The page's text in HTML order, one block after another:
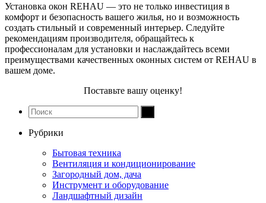
Установка окон REHAU — это не только инвестиция в
комфорт и безопасность вашего жилья, но и возможность
создать стильный и современный интерьер. Следуйте
рекомендациям производителя, обращайтесь к
профессионалам для установки и наслаждайтесь всеми
преимуществами качественных оконных систем от REHAU в
вашем доме.
Поставьте вашу оценку!
Рубрики
Бытовая техника
Вентиляция и кондиционирование
Загородный дом, дача
Инструмент и оборудование
Ландшафтный дизайн